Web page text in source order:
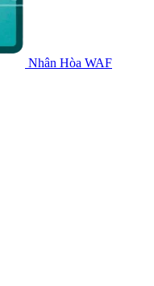
Nhân Hòa WAF